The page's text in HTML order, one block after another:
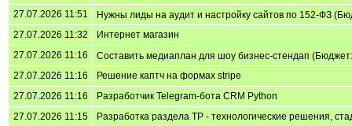
27.07.2026 11:51
Нужны лиды на аудит и настройку сайтов по 152-ФЗ
27.07.2026 11:32
Интернет магазин
27.07.2026 11:16
Составить медиаплан для шоу бизнес-стендап
27.07.2026 11:16
Решение каптч на формах stripe
27.07.2026 11:16
Разработчик Telegram-бота CRM Python
27.07.2026 11:15
Разработка раздела ТР - технологические решения,